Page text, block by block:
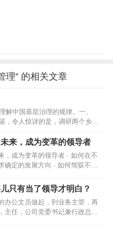
理” 的相关文章
解中国基层治理的规律。一、
，令人惊讶的是，调研两个乡镇
。提拔是指由下一级提升到上一
镇换届五年一度，几乎所有班子
重用，且这是可以预期的，这就
权是中国五级政权的基层政治，
作条件也往往比较艰苦，对乡镇
来，成为变革的领导者
，成为变革的领导者 · 如何在不
确定的发展方向 · 如何驾驭不确
存环境中，领导者所要面对的一
要聚焦于确定组织的正确方向，
引导和影响组织成员…
只有当了领导才明白？
办公文员做起，到业务主管，再
主任，公司党委书记兼行政总